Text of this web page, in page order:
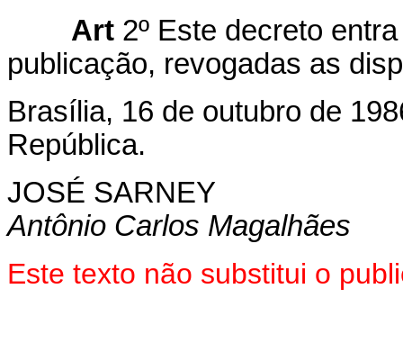
Art 2º Este decreto
publicação, revogadas as
Brasília, 16 de outubro de
República.
JOSÉ SARNEY
Antônio Carlos Magalhães
Este texto não substitui o